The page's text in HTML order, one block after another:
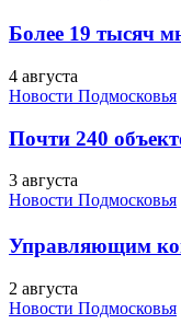
Более 19 тысяч
4 августа
Новости Подмосковья
Почти 240
3 августа
Новости Подмосковья
Управляющим
2 августа
Новости Подмосковья